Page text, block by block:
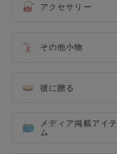
アクセサリー
その他小物
彼に贈る
メディア掲載アイテ
ム